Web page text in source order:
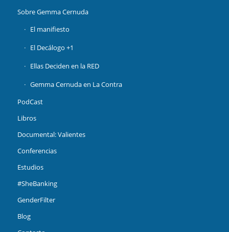
Sobre Gemma Cernuda
El manifiesto
El Decálogo +1
Ellas Deciden en la RED
Gemma Cernuda en La Contra
PodCast
Libros
Documental: Valientes
Conferencias
Estudios
#SheBanking
GenderFilter
Blog